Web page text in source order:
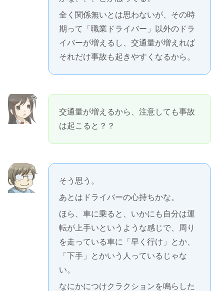
全く関係無いとは思わないが、その時
期って「職業ドライバー」以外のドラ
イバーが増えるし、交通量が増えれば
それだけ事故も起きやすくなるから。
交通量が増えるから、注意しても事故
は起こると？？
そう思う。
あとはドライバーの心持ちかな。
ほら、車に乗ると、いかにも自分は運
転が上手いというような感じで、周り
を走っている車に「早く行け」とか、
「下手」とかいう人っているじゃな
い。
なにかにつけクラクションを鳴らした